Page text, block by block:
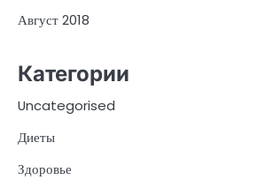
Август 2018
Категории
Uncategorised
Диеты
Здоровье